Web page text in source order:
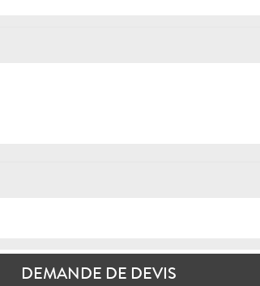
DEMANDE DE DEVIS